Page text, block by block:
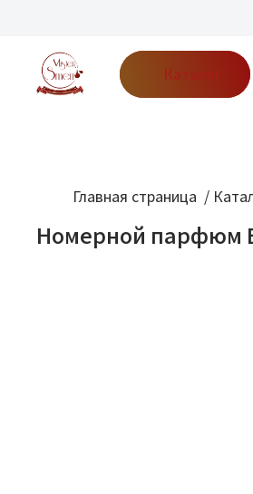
Каталог
Главная страница /
Номерной парфюм